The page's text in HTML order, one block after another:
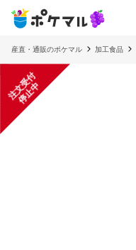
産直・通販のポケマル 加工食品
注
文
受
付
停
止
中